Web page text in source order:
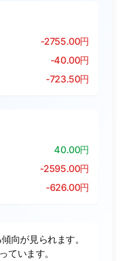
-2755.00円
-40.00円
-723.50円
40.00円
-2595.00円
-626.00円
向が見られます。
ています。